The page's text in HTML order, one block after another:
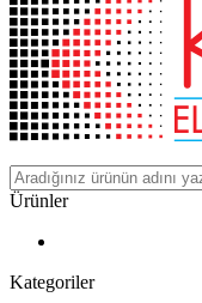
Ürünler
Kategoriler